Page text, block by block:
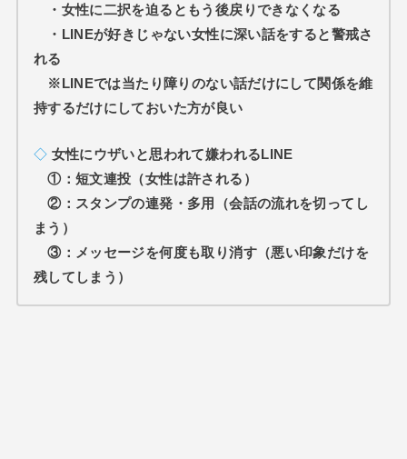
・ 女性に二択を迫るともう後戻りできなくなる
・ LINEが好きじゃない女性に深い話をすると警戒さ
れる
※LINEでは当たり障りのない話だけにして関係を維
持するだけにしておいた方が良い
◇ 女性にウザいと思われて嫌われるLINE
①： 短文連投（女性は許される）
②： スタンプの連発・多用（会話の流れを切ってし
まう）
③： メッセージを何度も取り消す（悪い印象だけを
残してしまう）